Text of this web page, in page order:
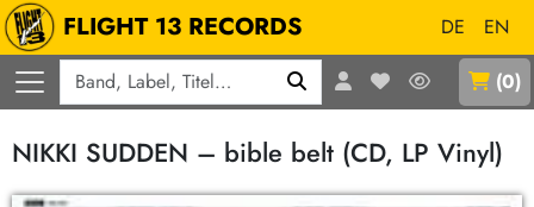
FLIGHT 13 RECORDS DE
EN
(0)
NIKKI SUDDEN – bible belt (CD, LP Vinyl)